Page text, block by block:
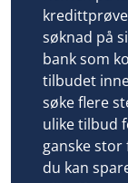
Minimum
Fast inntekt
Ikke inkasso
Lånedetaljer
Grunnkrav
Fordeler
Ulemper
Hva vi
Om
søknad på
bank som
tilbudet
søke flere
ulike tilbud
ganske
du kan